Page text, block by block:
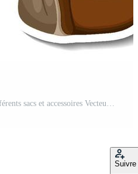
ensemble d'autocollants de différents sacs et accessoires Vecteur Gratuit
Suivre